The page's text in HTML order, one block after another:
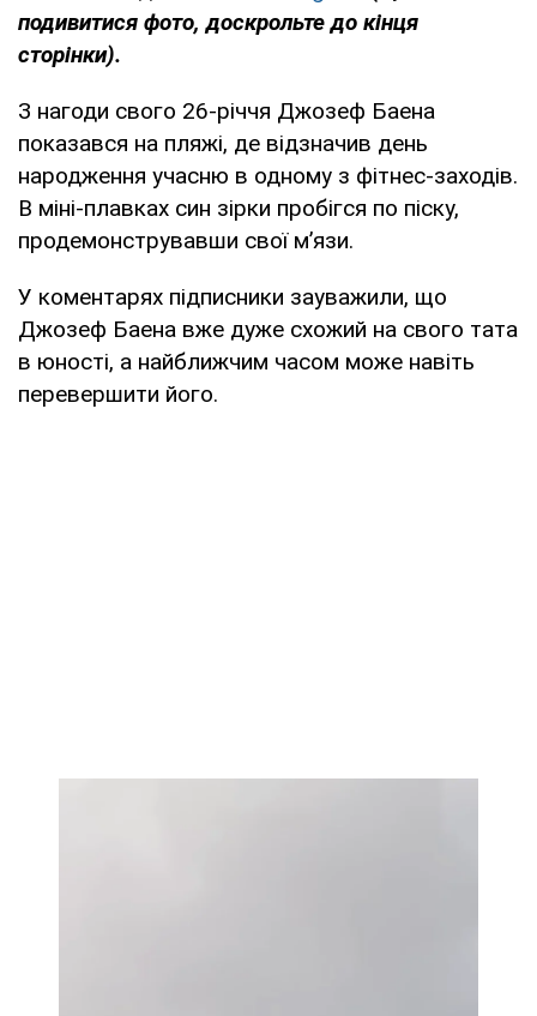
подивитися фото, доскрольте до кінця
сторінки).
З нагоди свого 26-річчя Джозеф Баена
показався на пляжі, де відзначив день
народження учасню в одному з фітнес-заходів.
В міні-плавках син зірки пробігся по піску,
продемонструвавши свої мʼязи.
У коментарях підписники зауважили, що
Джозеф Баена вже дуже схожий на свого тата
в юності, а найближчим часом може навіть
перевершити його.